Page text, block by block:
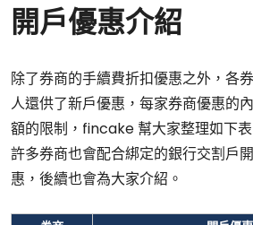
開戶優惠介紹
除了券商的手續費折扣優惠之外，各
人還供了新戶優惠，每家券商優惠的
額的限制，fincake 幫大家整理如下
許多券商也會配合綁定的銀行交割戶
惠，後續也會為大家介紹。